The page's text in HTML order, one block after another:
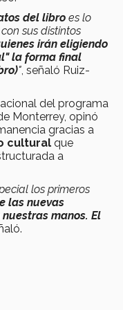
del libro es lo
sus distintos
irán eligiendo
la forma final
" , señaló Ruiz-
del programa
Monterrey, opinó
gracias a
cultural que
a
los primeros
las nuevas
manos. El